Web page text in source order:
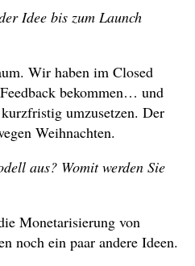
Idee bis zum Launch
Wir haben im Closed
bekommen… und
umzusetzen. Der
Weihnachten.
aus? Womit werden Sie
Monetarisierung von
noch ein paar andere Ideen.